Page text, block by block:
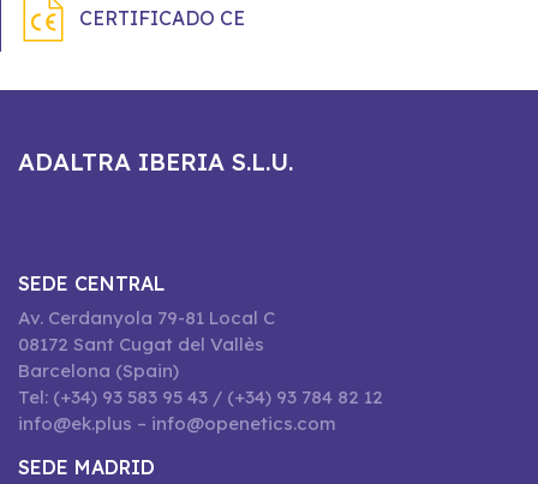
CERTIFICADO CE
ADALTRA IBERIA S.L.U.
SEDE CENTRAL
Av. Cerdanyola 79-81 Local C
08172 Sant Cugat del Vallès
Barcelona (Spain)
Tel: (+34) 93 583 95 43 / (+34) 93 784 82 12
info@ek.plus – info@openetics.com
SEDE MADRID